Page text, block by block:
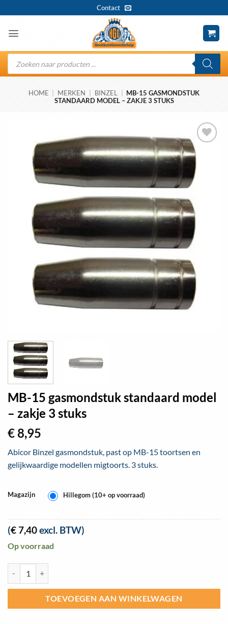
naar
inhoud
Contact
Producten
zoeken
HOME MERKEN BINZEL
MB-15 GASMONDSTUK
STANDAARD MODEL – ZAKJE 3 STUKS
Toevoegen
aan
wenslijst
MB-15 gasmondstuk standaard model
– zakje 3 stuks
€ 8,95
Abicor Binzel gasmondstuk, past op MB-15 toortsen en
gelijkwaardige modellen migtoorts. 3 stuks.
Magazijn Hillegom (10+ op voorraad)
(€ 7,40excl. BTW)
Op voorraad
TOEVOEGEN AAN WINKELWAGEN